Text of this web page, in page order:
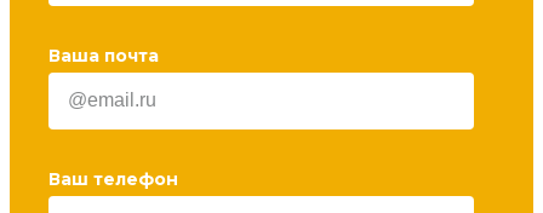
Ваша почта
Ваш телефон